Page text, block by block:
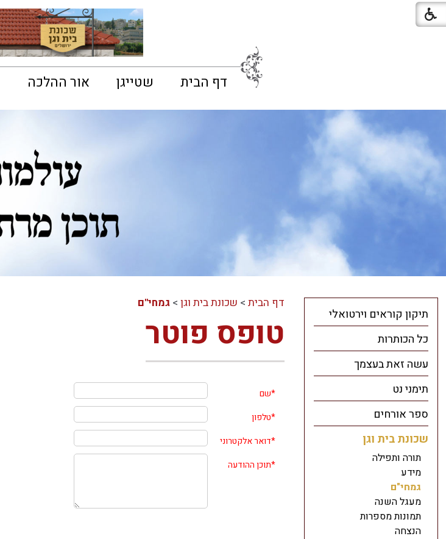
דף הבית שטייגן אור ההלכה
דף הבית> שכונת בית וגן> גמחי"ם
טופס פוטר
*שם
*טלפון
*דואר אלקטרוני
*תוכן ההודעה
תיקון קוראים וירטואלי
כל הכותרות
עשה זאת בעצמך
תימני נט
ספר אורחים
שכונת בית וגן
תורה ותפילה
מידע
גמחי"ם
מעגל השנה
תמונות מספרות
הנצחה